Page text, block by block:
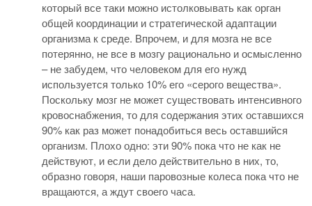
который все таки можно истолковывать как орган
общей координации и стратегической адаптации
организма к среде. Впрочем, и для мозга не все
потерянно, не все в мозгу рационально и осмысленно
– не забудем, что человеком для его нужд
используется только 10% его «серого вещества».
Поскольку мозг не может существовать интенсивного
кровоснабжения, то для содержания этих оставшихся
90% как раз может понадобиться весь оставшийся
организм. Плохо одно: эти 90% пока что не как не
действуют, и если дело действительно в них, то,
образно говоря, наши паровозные колеса пока что не
вращаются, а ждут своего часа.